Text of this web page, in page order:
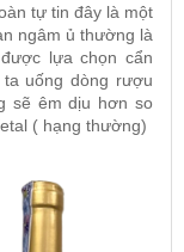
tự tin đây là một
ngâm ủ thường là
lựa chọn cẩn
uống dòng rượu
sẽ êm dịu hơn so
( hạng thường)